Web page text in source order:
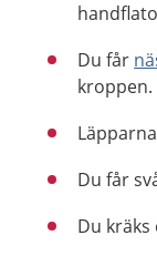
Du får
kroppen.
Du får
Du